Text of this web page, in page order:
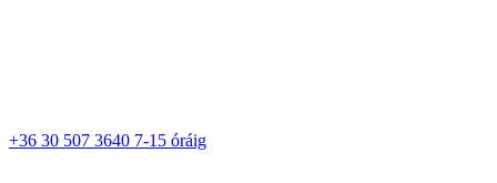
+36 30 507 3640 7-15 óráig